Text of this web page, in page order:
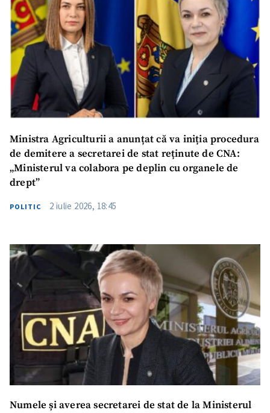
Ministra Agriculturii a anunțat că va iniția procedura
de demitere a secretarei de stat reținute de CNA:
„Ministerul va colabora pe deplin cu organele de
drept”
POLITIC 2 iulie 2026, 18:45
Numele și averea secretarei de stat de la Ministerul